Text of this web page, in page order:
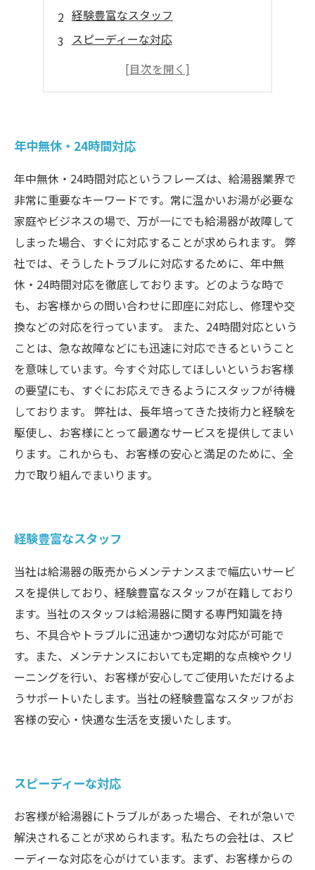
経験豊富なスタッフ
スピーディーな対応
給湯器関連のサポートも充実
年中無休・24時間対応
年中無休・24時間対応というフレーズは、給湯器業界で
非常に重要なキーワードです。常に温かいお湯が必要な
家庭やビジネスの場で、万が一にでも給湯器が故障して
しまった場合、すぐに対応することが求められます。 弊
社では、そうしたトラブルに対応するために、年中無
休・24時間対応を徹底しております。どのような時で
も、お客様からの問い合わせに即座に対応し、修理や交
換などの対応を行っています。 また、24時間対応という
ことは、急な故障などにも迅速に対応できるということ
を意味しています。今すぐ対応してほしいというお客様
の要望にも、すぐにお応えできるようにスタッフが待機
しております。 弊社は、長年培ってきた技術力と経験を
駆使し、お客様にとって最適なサービスを提供してまい
ります。これからも、お客様の安心と満足のために、全
力で取り組んでまいります。
経験豊富なスタッフ
当社は給湯器の販売からメンテナンスまで幅広いサービ
スを提供しており、経験豊富なスタッフが在籍しており
ます。当社のスタッフは給湯器に関する専門知識を持
ち、不具合やトラブルに迅速かつ適切な対応が可能で
す。また、メンテナンスにおいても定期的な点検やクリ
ーニングを行い、お客様が安心してご使用いただけるよ
うサポートいたします。当社の経験豊富なスタッフがお
客様の安心・快適な生活を支援いたします。
スピーディーな対応
お客様が給湯器にトラブルがあった場合、それが急いで
解決されることが求められます。私たちの会社は、スピ
ーディーな対応を心がけています。まず、お客様からの